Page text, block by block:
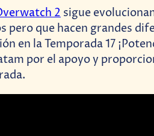
2 sigue
pero que hacen grandes
en la Temporada 17
por el apoyo y